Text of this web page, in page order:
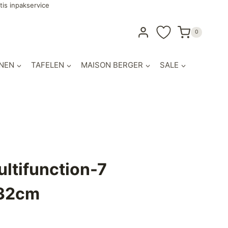
inpakservice
0
TAFELEN MAISON BERGER SALE
7